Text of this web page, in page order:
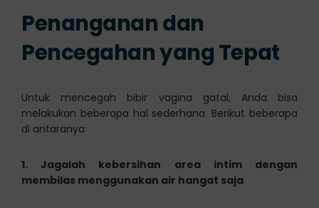
Penanganan dan
Pencegahan yang Tepat
Untuk mencegah bibir vagina gatal, Anda bisa
melakukan beberapa hal sederhana. Berikut beberapa
di antaranya:
1. Jagalah kebersihan area intim dengan
membilas menggunakan air hangat saja